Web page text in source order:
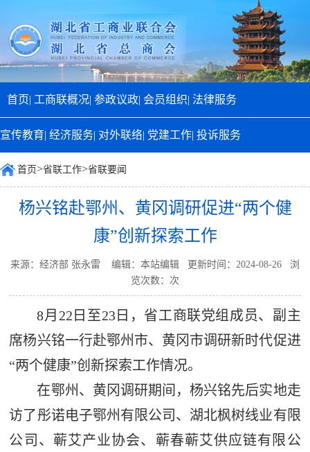
首页| 工商联概况| 参政议政| 会员组织| 法律服务
宣传教育| 经济服务| 对外联络| 党建工作| 投诉服务
首页>省联工作>省联要闻
杨兴铭赴鄂州、黄冈调研促进“两个健
康”创新探索工作
来源：经济部 张永雷 编辑：本站编辑 更新时间：2024-08-26 浏
览次数： 次
8月22日至23日，省工商联党组成员、副主
席杨兴铭一行赴鄂州市、黄冈市调研新时代促进
“两个健康”创新探索工作情况。
在鄂州、黄冈调研期间，杨兴铭先后实地走
访了彤诺电子鄂州有限公司、湖北枫树线业有限
公司、蕲艾产业协会、蕲春蕲艾供应链有限公